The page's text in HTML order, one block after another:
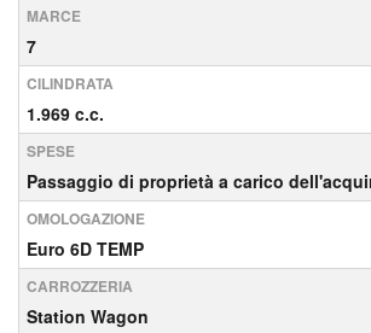
MARCE
7
CILINDRATA
1.969 c.c.
SPESE
Passaggio di proprietà a carico
OMOLOGAZIONE
Euro 6D TEMP
CARROZZERIA
Station Wagon